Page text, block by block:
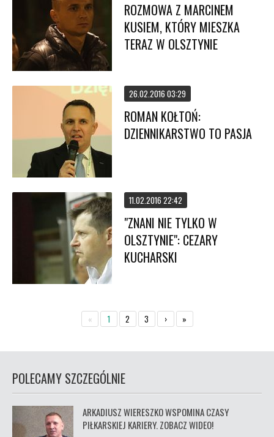
ROZMOWA Z MARCINEM
KUSIEM, KTÓRY MIESZKA
TERAZ W OLSZTYNIE
26.02.2016 03:29
ROMAN KOŁTOŃ:
DZIENNIKARSTWO TO PASJA
11.02.2016 22:42
"ZNANI NIE TYLKO W
OLSZTYNIE": CEZARY
KUCHARSKI
« 1 2 3 › »
POLECAMY SZCZEGÓLNIE
ARKADIUSZ WIERESZKO WSPOMINA CZASY
PIŁKARSKIEJ KARIERY. ZOBACZ WIDEO!